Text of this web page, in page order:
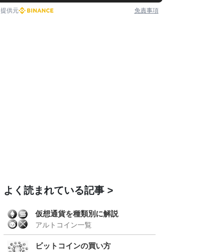
提供元 免責事項
よく読まれている記事
仮想通貨を種類別に解説
アルトコイン一覧
ビットコインの買い方